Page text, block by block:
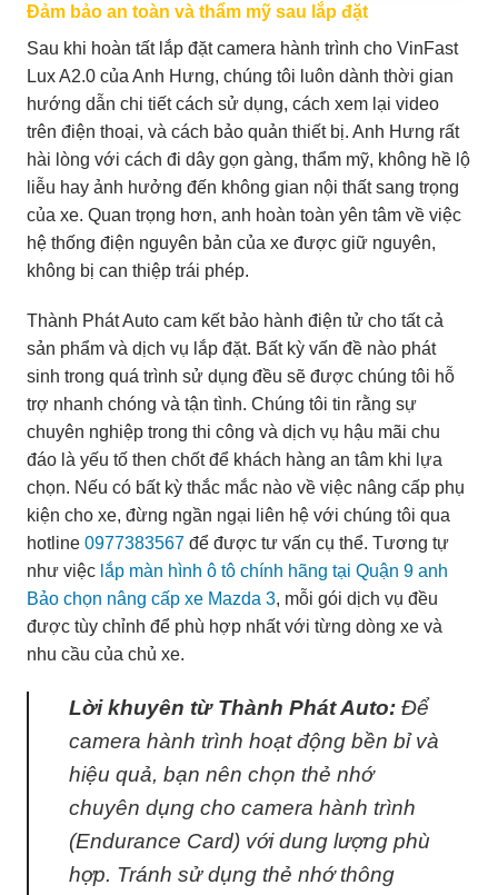
Đảm bảo an toàn và thẩm mỹ sau lắp đặt
Sau khi hoàn tất lắp đặt camera hành trình cho VinFast
Lux A2.0 của Anh Hưng, chúng tôi luôn dành thời gian
hướng dẫn chi tiết cách sử dụng, cách xem lại video
trên điện thoại, và cách bảo quản thiết bị. Anh Hưng rất
hài lòng với cách đi dây gọn gàng, thẩm mỹ, không hề lộ
liễu hay ảnh hưởng đến không gian nội thất sang trọng
của xe. Quan trọng hơn, anh hoàn toàn yên tâm về việc
hệ thống điện nguyên bản của xe được giữ nguyên,
không bị can thiệp trái phép.
Thành Phát Auto cam kết bảo hành điện tử cho tất cả
sản phẩm và dịch vụ lắp đặt. Bất kỳ vấn đề nào phát
sinh trong quá trình sử dụng đều sẽ được chúng tôi hỗ
trợ nhanh chóng và tận tình. Chúng tôi tin rằng sự
chuyên nghiệp trong thi công và dịch vụ hậu mãi chu
đáo là yếu tố then chốt để khách hàng an tâm khi lựa
chọn. Nếu có bất kỳ thắc mắc nào về việc nâng cấp phụ
kiện cho xe, đừng ngần ngại liên hệ với chúng tôi qua
hotline 0977383567 để được tư vấn cụ thể. Tương tự
như việc lắp màn hình ô tô chính hãng tại Quận 9 anh
Bảo chọn nâng cấp xe Mazda 3, mỗi gói dịch vụ đều
được tùy chỉnh để phù hợp nhất với từng dòng xe và
nhu cầu của chủ xe.
Lời khuyên từ Thành Phát Auto: Để
camera hành trình hoạt động bền bỉ và
hiệu quả, bạn nên chọn thẻ nhớ
chuyên dụng cho camera hành trình
(Endurance Card) với dung lượng phù
hợp. Tránh sử dụng thẻ nhớ thông